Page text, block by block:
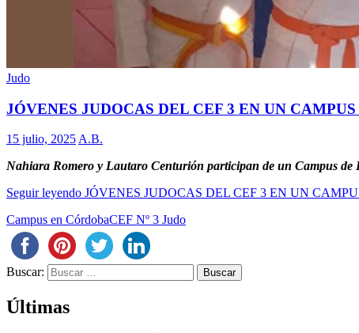
Judo
JÓVENES JUDOCAS DEL CEF 3 EN UN
15 julio, 2025 A.B.
Nahiara Romero y Lautaro Centurión participan de un Campus
Seguir leyendo JÓVENES JUDOCAS DEL CEF 3 EN UN
Campus en CórdobaCEF Nº 3 Judo
Buscar:
Últimas